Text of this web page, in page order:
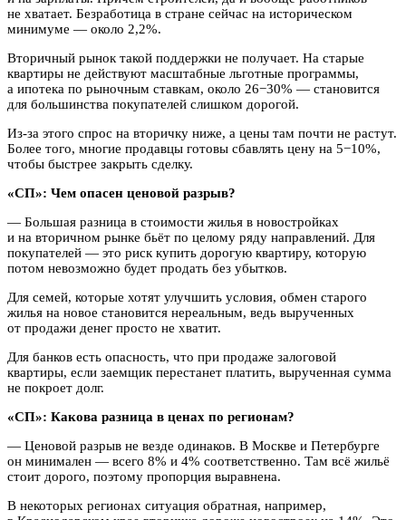
не хватает. Безработица в стране сейчас на историческом
минимуме — около 2,2%.
Вторичный рынок такой поддержки не получает. На старые
квартиры не действуют масштабные льготные программы,
а ипотека по рыночным ставкам, около 26−30% — становится
для большинства покупателей слишком дорогой.
Из-за этого спрос на вторичку ниже, а цены там почти не растут.
Более того, многие продавцы готовы сбавлять цену на 5−10%,
чтобы быстрее закрыть сделку.
«СП»: Чем опасен ценовой разрыв?
— Большая разница в стоимости жилья в новостройках
и на вторичном рынке бьёт по целому ряду направлений. Для
покупателей — это риск купить дорогую квартиру, которую
потом невозможно будет продать без убытков.
Для семей, которые хотят улучшить условия, обмен старого
жилья на новое становится нереальным, ведь вырученных
от продажи денег просто не хватит.
Для банков есть опасность, что при продаже залоговой
квартиры, если заемщик перестанет платить, вырученная сумма
не покроет долг.
«СП»: Какова разница в ценах по регионам?
— Ценовой разрыв не везде одинаков. В Москве и Петербурге
он минимален — всего 8% и 4% соответственно. Там всё жильё
стоит дорого, поэтому пропорция выравнена.
В некоторых регионах ситуация обратная, например,